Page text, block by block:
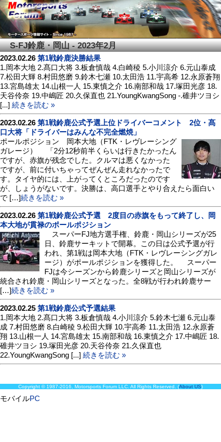
S-FJ鈴鹿・岡山 - 2023年2月
2023.02.26 第1戦鈴鹿決勝結果
1.岡本大地 2.髙口大将 3.板倉慎哉 4.白崎稜 5.小川涼介 6.元山泰成
7.松田大輝 8.村田悠磨 9.鈴木七瀬 10.太田浩 11.宇高希 12.永原蒼翔
13.宮島雄太 14.山根一人 15.東慎之介 16.南部和哉 17.塚田光彦 18.
天谷伶奈 19.中嶋匠 20.久保直也 21.YoungKwangSong -.碓井ツヨシ
[...] 続きを読む »
2023.02.26 第1戦鈴鹿公式予選上位ドライバーコメント 2位・髙
口大将「ドライバーはみんな不完全燃焼」
ポールポジション 岡本大地（FTK・レヴレーシング
ガレージ） 「2分12秒前半くらいは行きたかったん
ですが、赤旗が残念でした。クルマは悪くなかった
ですが、前に付いちゃってぜんぜん走れなかったで
す。タイヤ的には、上がってくところだったのです
が、しょうがないです。決勝は、高口選手とやり合えたら面白い
で […]続きを読む »
2023.02.26 第1戦鈴鹿公式予選 2度目の赤旗をもって終了し、岡
本大地が貫禄のポールポジション
スーパーFJ地方選手権、鈴鹿・岡山シリーズが25
日、鈴鹿サーキットで開幕。この日は公式予選が行
われ、第1戦は岡本大地（FTK・レヴレーシングガレ
ージ）がポールポジションを獲得した。 スーパー
FJは今シーズンから鈴鹿シリーズと岡山シリーズが
統合され鈴鹿・岡山シリーズとなった。全8戦が行われ鈴鹿サー
[…]続きを読む »
2023.02.25 第1戦鈴鹿公式予選結果
1.岡本大地 2.髙口大将 3.板倉慎哉 4.小川涼介 5.鈴木七瀬 6.元山泰
成 7.村田悠磨 8.白崎稜 9.松田大輝 10.宇高希 11.太田浩 12.永原蒼
翔 13.山根一人 14.宮島雄太 15.南部和哉 16.東慎之介 17.中嶋匠 18.
碓井ツヨシ 19.塚田光彦 20.天谷伶奈 21.久保直也
22.YoungKwangSong [...] 続きを読む »
Copyright © 1987-2016, Motorsports Forum LLC. All Rights Reserved. (About US)
モバイルPC